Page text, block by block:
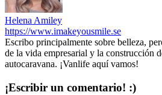
Helena Amiley
https://www.imakeyousmile.se
Escribo principalmente sobre belleza,
de la vida empresarial y la construcción
autocaravana. ¡Vanlife aquí vamos!
¡Escribir un comentario! :)